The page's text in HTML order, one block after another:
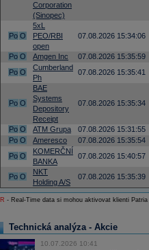
Corporation
(Sinopec)
Po O
5xL
PEO/RBI
open
07.08.2026 15:34:06
Po O Amgen Inc
07.08.2026 15:35:59
Po O
Cumberland
Ph
07.08.2026 15:35:41
Po O
BAE
Systems
Depository
Receipt
07.08.2026 15:35:34
Po O ATM Grupa
07.08.2026 15:31:55
Po O Ameresco
07.08.2026 15:35:54
Po O
KOMERČNÍ
BANKA
07.08.2026 15:40:57
Po O
NKT
Holding A/S
07.08.2026 15:35:39
R - Real-Time data si mohou aktivovat klienti
Technická analýza - Akcie
10.07.2026 10:41